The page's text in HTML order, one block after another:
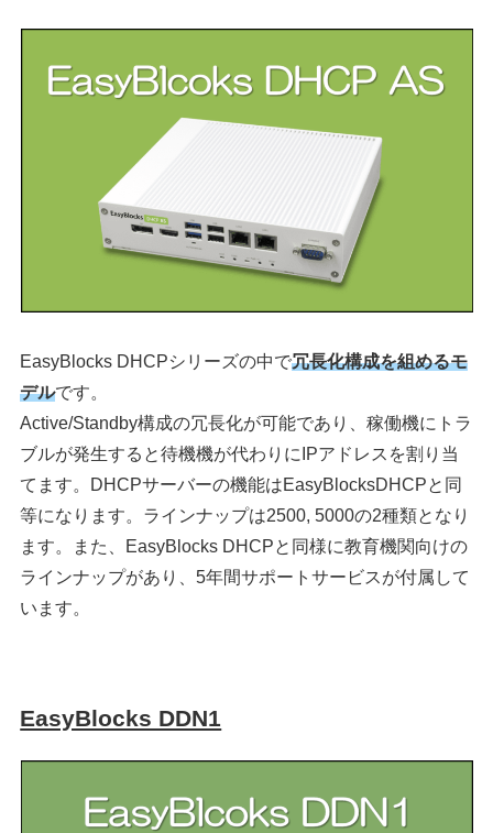
EasyBlocks DHCPシリーズの中で冗長化構成を組めるモ
デルです。
Active/Standby構成の冗長化が可能であり、稼働機にトラ
ブルが発生すると待機機が代わりにIPアドレスを割り当
てます。DHCPサーバーの機能はEasyBlocksDHCPと同
等になります。ラインナップは2500, 5000の2種類となり
ます。また、EasyBlocks DHCPと同様に教育機関向けの
ラインナップがあり、5年間サポートサービスが付属して
います。
EasyBlocks DDN1